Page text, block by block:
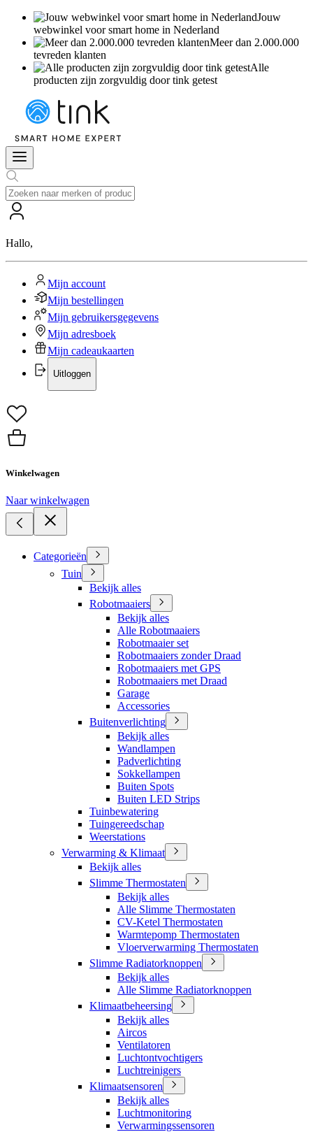
Jouw
webwinkel voor smart home in Nederland
Meer dan 2.000.000
tevreden klanten
Alle
producten zijn zorgvuldig door tink getest
Hallo,
Mijn account
Mijn bestellingen
Mijn gebruikersgegevens
Mijn adresboek
Mijn cadeaukaarten
Uitloggen
Winkelwagen
Naar winkelwagen
Categorieën
Tuin
Bekijk alles
Robotmaaiers
Bekijk alles
Alle Robotmaaiers
Robotmaaier set
Robotmaaiers zonder Draad
Robotmaaiers met GPS
Robotmaaiers met Draad
Garage
Accessories
Buitenverlichting
Bekijk alles
Wandlampen
Padverlichting
Sokkellampen
Buiten Spots
Buiten LED Strips
Tuinbewatering
Tuingereedschap
Weerstations
Verwarming & Klimaat
Bekijk alles
Slimme Thermostaten
Bekijk alles
Alle Slimme Thermostaten
CV-Ketel Thermostaten
Warmtepomp Thermostaten
Vloerverwarming Thermostaten
Slimme Radiatorknoppen
Bekijk alles
Alle Slimme Radiatorknoppen
Klimaatbeheersing
Bekijk alles
Aircos
Ventilatoren
Luchtontvochtigers
Luchtreinigers
Klimaatsensoren
Bekijk alles
Luchtmonitoring
Verwarmingssensoren